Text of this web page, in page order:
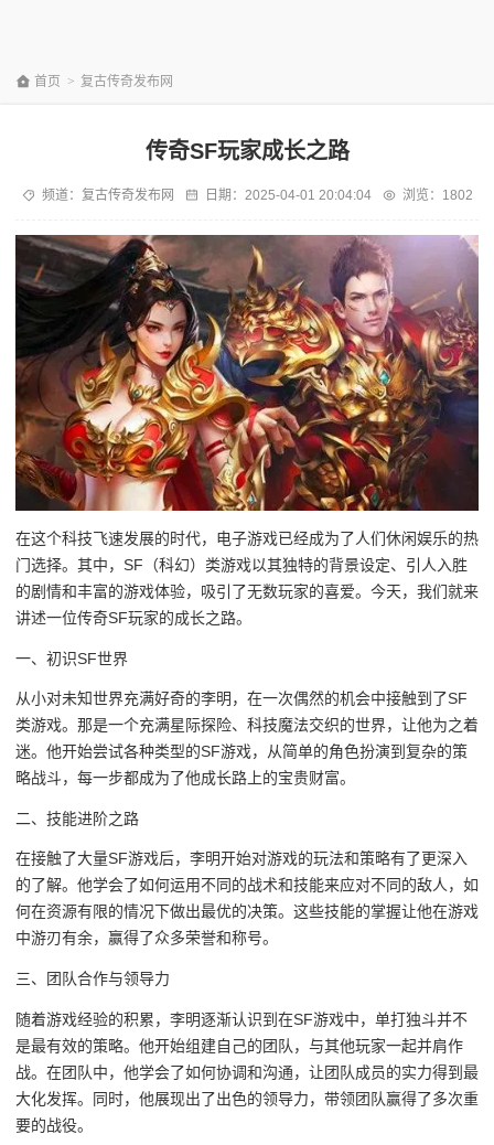
首页 > 复古传奇发布网
传奇SF玩家成长之路
频道： 复古传奇发布网 日期： 2025-04-01 20:04:04 浏览：1802
在这个科技飞速发展的时代，电子游戏已经成为了人们休闲娱乐的热
门选择。其中，SF（科幻）类游戏以其独特的背景设定、引人入胜
的剧情和丰富的游戏体验，吸引了无数玩家的喜爱。今天，我们就来
讲述一位传奇SF玩家的成长之路。
一、初识SF世界
从小对未知世界充满好奇的李明，在一次偶然的机会中接触到了SF
类游戏。那是一个充满星际探险、科技魔法交织的世界，让他为之着
迷。他开始尝试各种类型的SF游戏，从简单的角色扮演到复杂的策
略战斗，每一步都成为了他成长路上的宝贵财富。
二、技能进阶之路
在接触了大量SF游戏后，李明开始对游戏的玩法和策略有了更深入
的了解。他学会了如何运用不同的战术和技能来应对不同的敌人，如
何在资源有限的情况下做出最优的决策。这些技能的掌握让他在游戏
中游刃有余，赢得了众多荣誉和称号。
三、团队合作与领导力
随着游戏经验的积累，李明逐渐认识到在SF游戏中，单打独斗并不
是最有效的策略。他开始组建自己的团队，与其他玩家一起并肩作
战。在团队中，他学会了如何协调和沟通，让团队成员的实力得到最
大化发挥。同时，他展现出了出色的领导力，带领团队赢得了多次重
要的战役。